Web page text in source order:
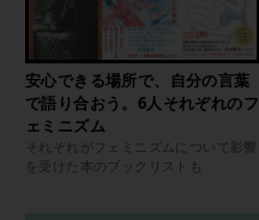
安心できる場所で、自分の言葉
で語り合おう。6人それぞれのフ
ェミニズム
それぞれがフェミニズムについて影響
を受けた本のブックリストも